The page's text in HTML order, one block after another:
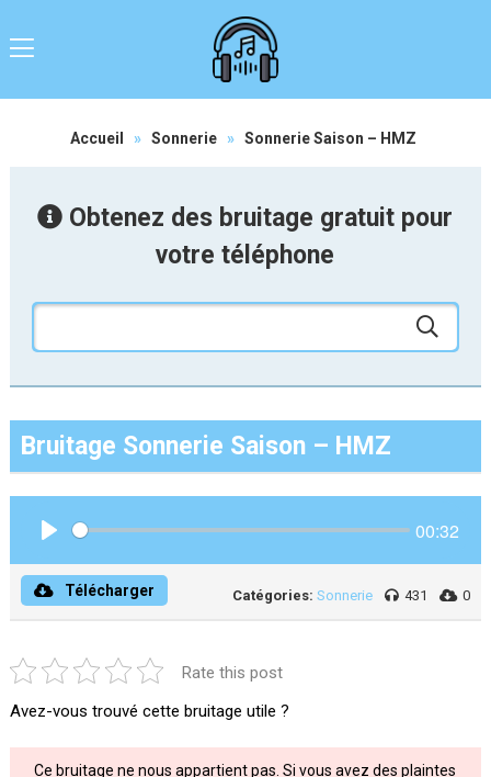
Accueil » Sonnerie » Sonnerie Saison – HMZ
Obtenez des bruitage gratuit pour
votre téléphone
Bruitage Sonnerie Saison – HMZ
00:32
Télécharger Catégories: Sonnerie 431 0
Rate this post
Avez-vous trouvé cette bruitage utile ?
Ce bruitage ne nous appartient pas. Si vous avez des plaintes